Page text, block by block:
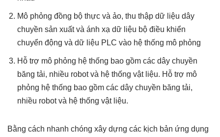
Mô phỏng đồng bộ thực và ảo, thu thập dữ liệu dây
chuyền sản xuất và ánh xạ dữ liệu bộ điều khiển
chuyển động và dữ liệu PLC vào hệ thống mô phỏng
Hỗ trợ mô phỏng hệ thống bao gồm các dây chuyền
băng tải, nhiều robot và hệ thống vật liệu. Hỗ trợ mô
phỏng hệ thống bao gồm các dây chuyền băng tải,
nhiều robot và hệ thống vật liệu.
Bằng cách nhanh chóng xây dựng các kịch bản ứng dụng